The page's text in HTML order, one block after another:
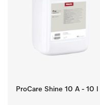
ProCare Shine 10 A - 10 l